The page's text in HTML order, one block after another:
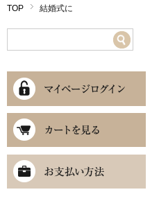
TOP 結婚式に